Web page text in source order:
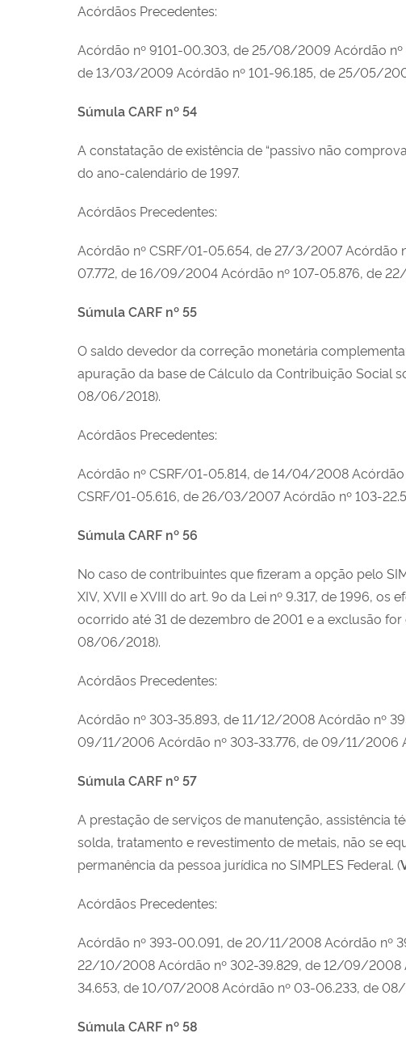
Acórdãos Precedentes:
Acórdão nº 9101-00.303, de 25/08/2009 Acórdão
de 13/03/2009 Acórdão nº 101-96.185, de 25/05/
Súmula CARF nº 54
A constatação de existência de “passivo não
do ano-calendário de 1997.
Acórdãos Precedentes:
Acórdão nº CSRF/01-05.654, de 27/3/2007
07.772, de 16/09/2004 Acórdão nº 107-05.876, de
Súmula CARF nº 55
O saldo devedor da correção monetária
apuração da base de Cálculo da Contribuição Social
08/06/2018).
Acórdãos Precedentes:
Acórdão nº CSRF/01-05.814, de 14/04/2008
CSRF/01-05.616, de 26/03/2007 Acórdão nº 103-
Súmula CARF nº 56
No caso de contribuintes que fizeram a opção pelo
XIV, XVII e XVIII do art. 9o da Lei nº 9.317, de 1996,
ocorrido até 31 de dezembro de 2001 e a exclusão
08/06/2018).
Acórdãos Precedentes:
Acórdão nº 303-35.893, de 11/12/2008 Acórdão nº
09/11/2006 Acórdão nº 303-33.776, de 09/11/2006
Súmula CARF nº 57
A prestação de serviços de manutenção, assistência
solda, tratamento e revestimento de metais, não se
permanência da pessoa jurídica no SIMPLES Federal. (
Acórdãos Precedentes:
Acórdão nº 393-00.091, de 20/11/2008 Acórdão
22/10/2008 Acórdão nº 302-39.829, de 12/09/2008
34.653, de 10/07/2008 Acórdão nº 03-06.233, de
Súmula CARF nº 58